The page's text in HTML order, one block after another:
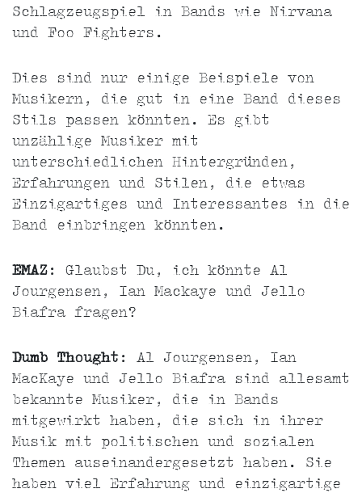
Schlagzeugspiel in Bands wie Nirvana
und Foo Fighters.
Dies sind nur einige Beispiele von
Musikern, die gut in eine Band dieses
Stils passen könnten. Es gibt
unzählige Musiker mit
unterschiedlichen Hintergründen,
Erfahrungen und Stilen, die etwas
Einzigartiges und Interessantes in die
Band einbringen könnten.
EMAZ : Glaubst Du, ich könnte Al
Jourgensen, Ian Mackaye und Jello
Biafra fragen?
Dumb Thought : Al Jourgensen, Ian
MacKaye und Jello Biafra sind allesamt
bekannte Musiker, die in Bands
mitgewirkt haben, die sich in ihrer
Musik mit politischen und sozialen
Themen auseinandergesetzt haben. Sie
haben viel Erfahrung und einzigartige